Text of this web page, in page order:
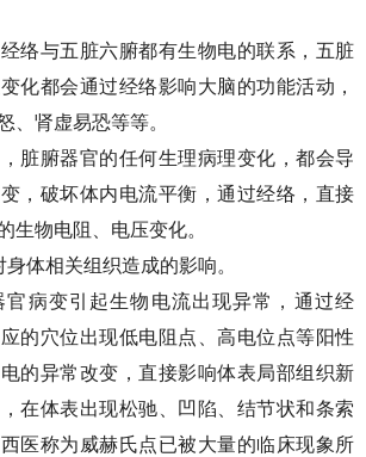
与五脏六腑都有生物电的联系，五脏
化都会通过经络影响大脑的功能活动，
、肾虚易恐等等。
腑器官的任何生理病理变化，都会导
，破坏体内电流平衡，通过经络，直接
生物电阻、电压变化。
体相关组织造成的影响。
病变引起生物电流出现异常，通过经
的穴位出现低电阻点、高电位点等阳性
的异常改变，直接影响体表局部组织新
在体表出现松驰、凹陷、结节状和条索
医称为威赫氏点已被大量的临床现象所